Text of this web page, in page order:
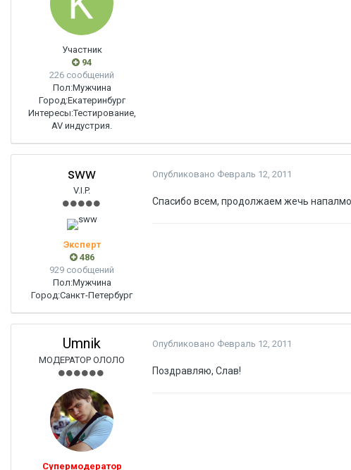
Участник
94
226 сообщений
Пол:Мужчина
Город:Екатеринбург
Интересы:Тестирование,
AV индустрия.
sww
V.I.P.
Эксперт
486
929 сообщений
Пол:Мужчина
Город:Санкт-Петербург
Опубликовано Февраль 12, 2011
Спасибо всем, продолжаем жечь
Umnik
МОДЕРАТОР ОЛОЛО
Супермодератор
Опубликовано Февраль 12, 2011
Поздравляю, Слав!